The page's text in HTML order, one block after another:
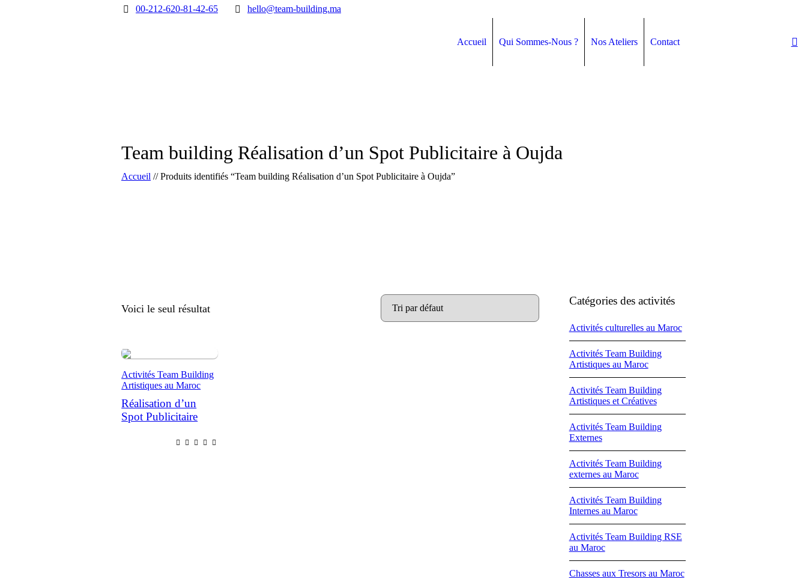
00-212-620-81-42-65 hello@team-building.ma
Accueil Qui Sommes-Nous ? Nos Ateliers Contact
Team building Réalisation d’un Spot Publicitaire à Oujda
Accueil //Produits identifiés “Team building Réalisation d’un Spot Publicitaire à Oujda”
Voici le seul résultat
Activités Team Building
Artistiques au Maroc
Réalisation d’un
Spot Publicitaire
Catégories des activités
Activités culturelles au Maroc
Activités Team Building
Artistiques au Maroc
Activités Team Building
Artistiques et Créatives
Activités Team Building
Externes
Activités Team Building
externes au Maroc
Activités Team Building
Internes au Maroc
Activités Team Building RSE
au Maroc
Chasses aux Tresors au Maroc